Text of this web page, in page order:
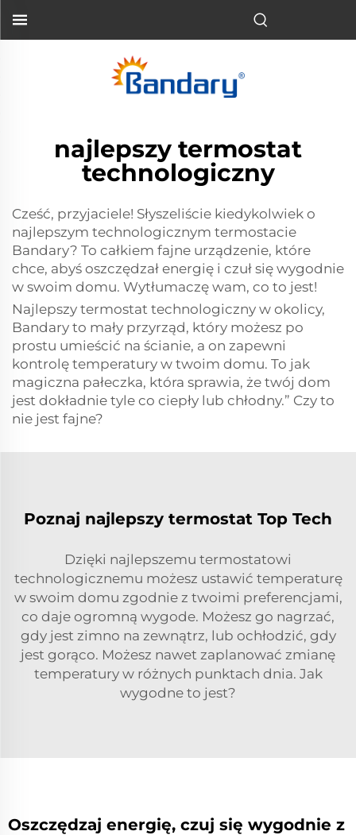
najlepszy termostat
technologiczny
Cześć, przyjaciele! Słyszeliście kiedykolwiek o
najlepszym technologicznym termostacie
Bandary? To całkiem fajne urządzenie, które
chce, abyś oszczędzał energię i czuł się wygodnie
w swoim domu. Wytłumaczę wam, co to jest!
Najlepszy termostat technologiczny w okolicy,
Bandary to mały przyrząd, który możesz po
prostu umieścić na ścianie, a on zapewni
kontrolę temperatury w twoim domu. To jak
magiczna pałeczka, która sprawia, że twój dom
jest dokładnie tyle co ciepły lub chłodny.” Czy to
nie jest fajne?
Poznaj najlepszy termostat Top Tech
Dzięki najlepszemu termostatowi
technologicznemu możesz ustawić temperaturę
w swoim domu zgodnie z twoimi preferencjami,
co daje ogromną wygode. Możesz go nagrzać,
gdy jest zimno na zewnątrz, lub ochłodzić, gdy
jest gorąco. Możesz nawet zaplanować zmianę
temperatury w różnych punktach dnia. Jak
wygodne to jest?
Oszczędzaj energię, czuj się wygodnie z